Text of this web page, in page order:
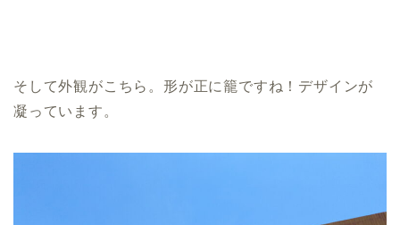
そして外観がこちら。形が正に籠ですね！デザインが
凝っています。